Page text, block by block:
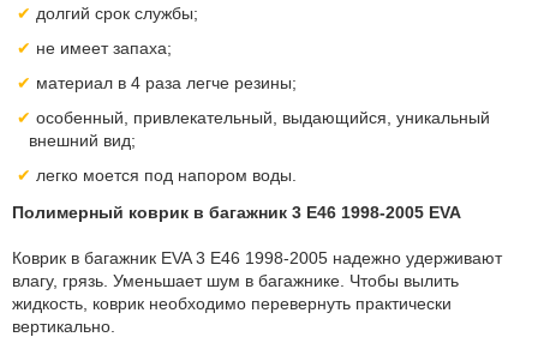
долгий срок службы;
не имеет запаха;
материал в 4 раза легче резины;
особенный, привлекательный, выдающийся, уникальный
внешний вид;
легко моется под напором воды.
Полимерный коврик в багажник 3 E46 1998-2005 EVA
Коврик в багажник EVA 3 E46 1998-2005 надежно удерживают
влагу, грязь. Уменьшает шум в багажнике. Чтобы вылить
жидкость, коврик необходимо перевернуть практически
вертикально.